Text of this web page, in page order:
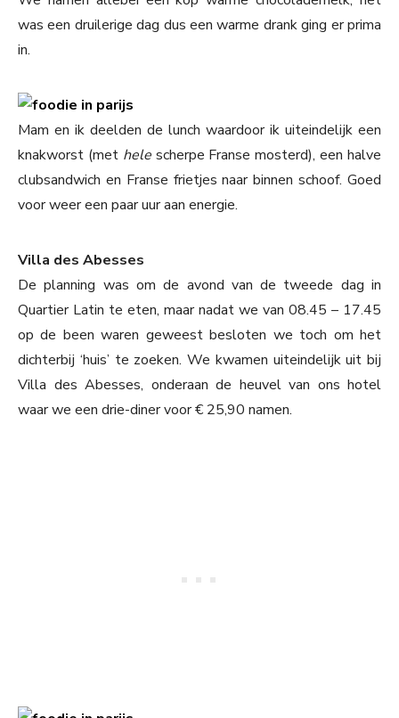
was een druilerige dag dus een warme drank ging er prima
in.
Mam en ik deelden de lunch waardoor ik uiteindelijk een
knakworst (met hele scherpe Franse mosterd), een halve
clubsandwich en Franse frietjes naar binnen schoof. Goed
voor weer een paar uur aan energie.
Villa des Abesses
De planning was om de avond van de tweede dag in
Quartier Latin te eten, maar nadat we van 08.45 – 17.45
op de been waren geweest besloten we toch om het
dichterbij ‘huis’ te zoeken. We kwamen uiteindelijk uit bij
Villa des Abesses, onderaan de heuvel van ons hotel
waar we een drie-diner voor € 25,90 namen.